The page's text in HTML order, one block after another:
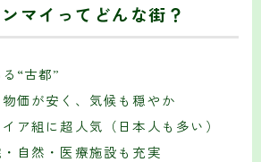
マイってどんな街？
“古都”
価が安く、気候も穏やか
ア組に超人気（日本人も多い）
自然・医療施設も充実